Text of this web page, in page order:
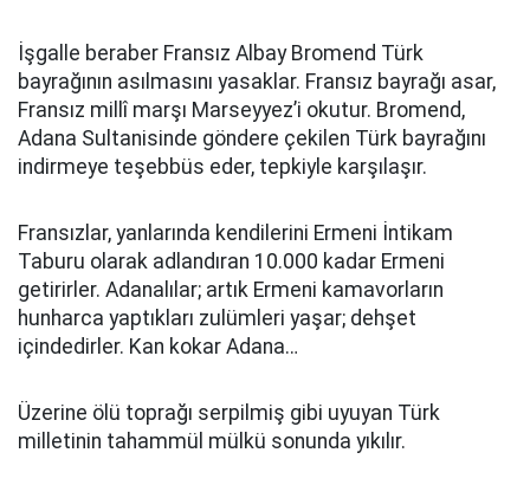
İşgalle beraber Fransız Albay Bromend Türk
bayrağının asılmasını yasaklar. Fransız bayrağı asar,
Fransız millî marşı Marseyyez’i okutur. Bromend,
Adana Sultanisinde göndere çekilen Türk bayrağını
indirmeye teşebbüs eder, tepkiyle karşılaşır.
Fransızlar, yanlarında kendilerini Ermeni İntikam
Taburu olarak adlandıran 10.000 kadar Ermeni
getirirler. Adanalılar; artık Ermeni kamavorların
hunharca yaptıkları zulümleri yaşar; dehşet
içindedirler. Kan kokar Adana…
Üzerine ölü toprağı serpilmiş gibi uyuyan Türk
milletinin tahammül mülkü sonunda yıkılır.